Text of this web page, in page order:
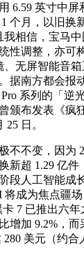
6.59 英寸中屏
个月，以旧换
相信，宝马
性调整，亦可
无屏智能音
据南方都会报
系列的「逆
颁布发表《疯
日。
不变，因为
新超 1.29 亿件
段人工智能成
成为焦点疆
7 已推出六
增加 9.2%，
美元（约合